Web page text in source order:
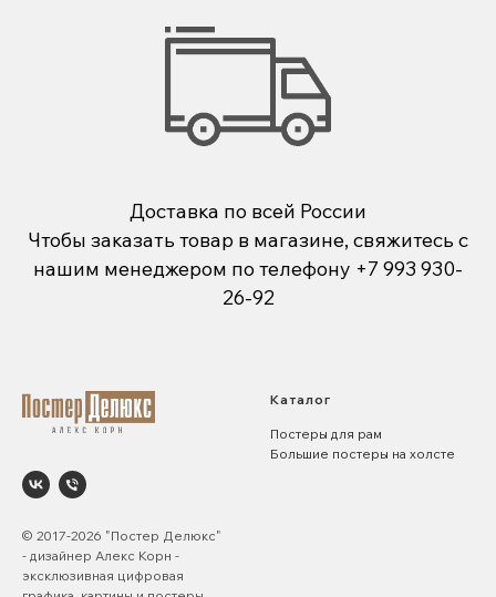
Доставка по всей России
Чтобы заказать товар в магазине, свяжитесь с
нашим менеджером по телефону +7 993 930-
26-92
© 2017-2026 "Постер Делюкс"
- дизайнер Алекс Корн -
эксклюзивная цифровая
Каталог
Постеры для рам
Большие постеры на холсте